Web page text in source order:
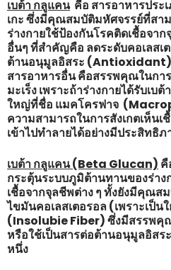
เบต้า กลูแคนคือ สารอาหารประ
เกะ ซึ่งมีคุณสมบัติมหัศจรรย์ที่ส
ร่างกายใช้ป้องกันโรคติดเชื้อจา
อื่นๆ ที่สำคัญคือ ลดระดับคอเลสเ
ต้านอนุมูลอิสระ (Antioxidant)
สารอาหารอื่น คือสรรพคุณในกา
มะเร็ง เพราะถ้าร่างกายได้รับเบ
ใหญ่ที่ชื่อ แมคโครฟาจ
ความสามารถในการสังเกตเห็นเ
เข้าไปทำลายได้อย่างมีประสิทธิ
เบต้า กลูแคน (Beta Glucan) คื
กระตุ้นระบบภูมิต้านทานของร่าง
เชื้อจากจุลชีพต่าง ๆ ทั้งยังมีคุณส
ไขมันคอเลสเตอรอล (เพราะเป็
(Insolubie Fiber) ซึ่งมีสรรพคุ
หรือใช้เป็นสารต่อต้านอนุมูลอิ
หนึ่ง